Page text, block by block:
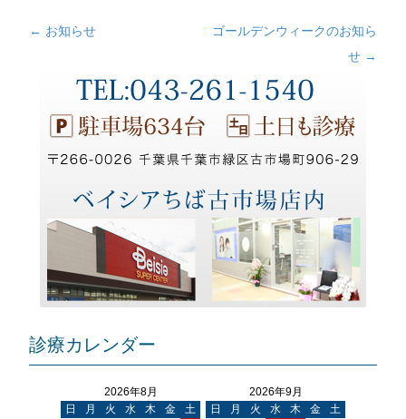
ビ
ゲ
ー
ン
← お知らせ
ゴールデンウィークのお知ら
せ →
診療カレンダー
2026年8月
日
月 火 水 木 金
土
2026年9月
日
月 火 水 木 金
土